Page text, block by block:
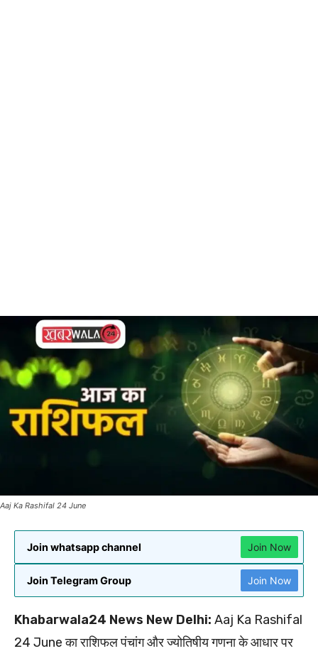
Aaj Ka Rashifal 24 June
Join whatsapp channel Join Now
Join Telegram Group Join Now
Khabarwala24 News New Delhi: Aaj Ka Rashifal
24 June का राशिफल पंचांग और ज्योतिषीय गणना के आधार पर